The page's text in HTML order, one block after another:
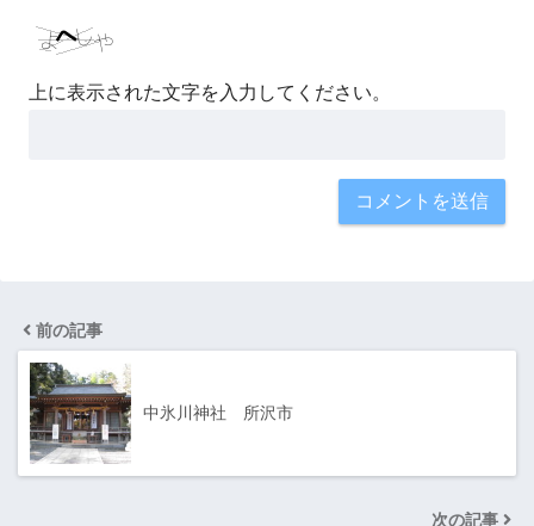
上に表示された文字を入力してください。
前の記事
中氷川神社 所沢市
次の記事